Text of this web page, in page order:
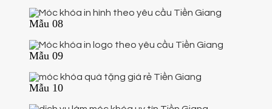
Mẫu 08
Mẫu 09
Mẫu 10